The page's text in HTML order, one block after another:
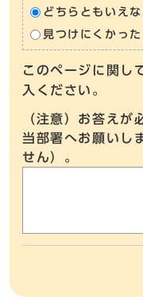
どちらともいえな
見つけにくかった
このページに関し
入ください。
（注意）お答えが
当部署へお願いし
せん）。